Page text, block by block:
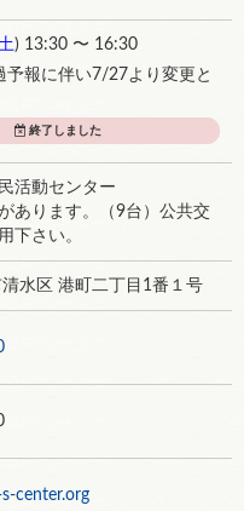
) 13:30 〜 16:30
予報に伴い7/27より変更と
終了しました
活動センター
あります。（9台）公共交
下さい。
水区 港町二丁目1番１号
center.org